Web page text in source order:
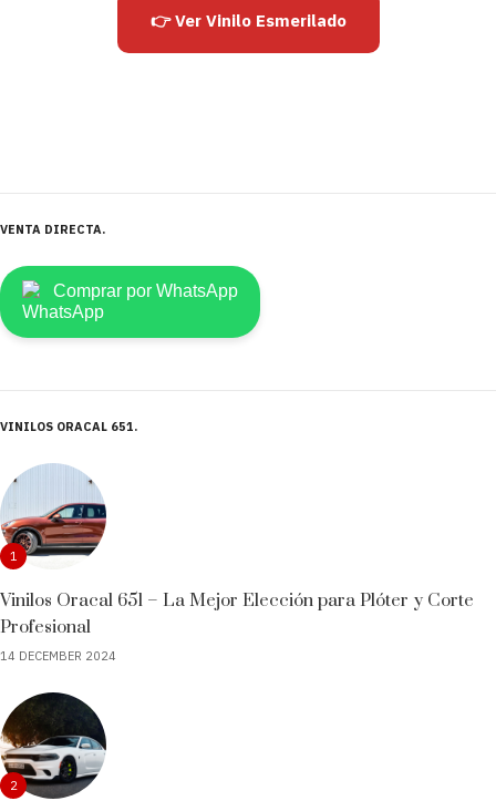
👉 Ver Vinilo Esmerilado
VENTA DIRECTA
Comprar por WhatsApp
VINILOS ORACAL 651
1
Vinilos Oracal 651 – La Mejor Elección para Plóter y Corte
Profesional
14 DECEMBER 2024
2